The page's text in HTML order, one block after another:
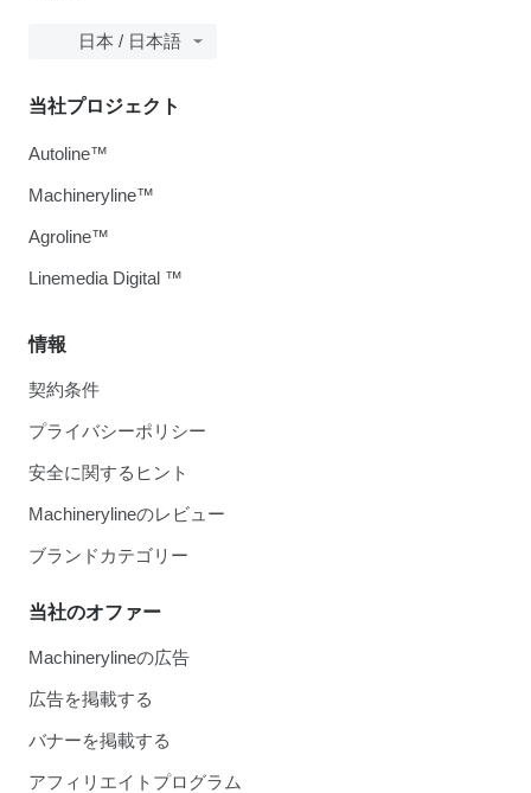
日本 / 日本語
情報
契約条件
プライバシーポリシー
安全に関するヒント
Machinerylineのレビュー
ブランドカテゴリー
当社のオファー
Machinerylineの広告
広告を掲載する
バナーを掲載する
アフィリエイトプログラム
当社プロジェクト
Autoline™
Machineryline™
Agroline™
Linemedia Digital ™